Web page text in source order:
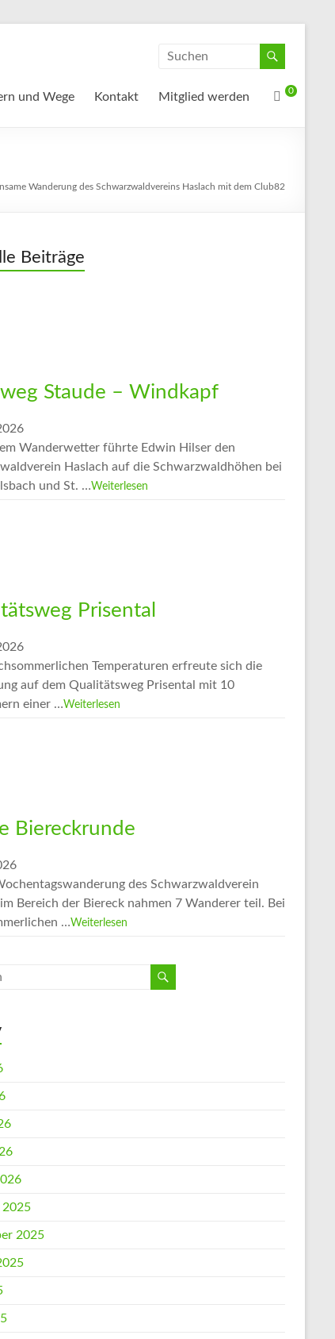
0
und Wege Kontakt Mitglied werden
Wanderung des Schwarzwaldvereins Haslach mit dem Club82
Beiträge
Staude – Windkapf
Wanderwetter führte Edwin Hilser den
Haslach auf die Schwarzwaldhöhen bei
und St. …Weiterlesen
Prisental
Temperaturen erfreute sich die
auf dem Qualitätsweg Prisental mit 10
einer …Weiterlesen
Biereckrunde
des Schwarzwaldverein
Bereich der Biereck nahmen 7 Wanderer teil. Bei
…Weiterlesen
2025